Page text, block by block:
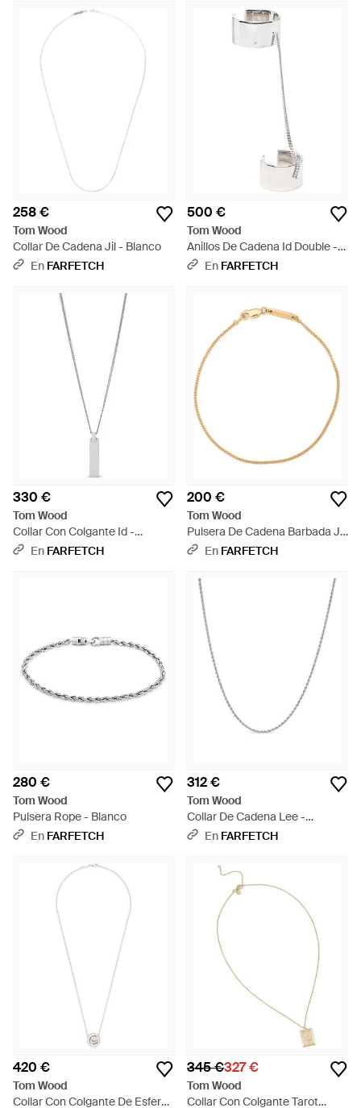
258 €
Tom Wood
Collar De Cadena Jil - Blanco
En FARFETCH
500 €
Tom Wood
Anillos De Cadena Id Double -
Blanco
En FARFETCH
330 €
Tom Wood
Collar Con Colgante Id -
Metálico
En FARFETCH
200 €
Tom Wood
Pulsera De Cadena Barbada Jil
- Metálico
En FARFETCH
280 €
Tom Wood
Pulsera Rope - Blanco
En FARFETCH
312 €
Tom Wood
Collar De Cadena Lee -
Metálico
En FARFETCH
420 €
Tom Wood
Collar Con Colgante De Esfera
345 €327 €
Tom Wood
Collar Con Colgante Tarot